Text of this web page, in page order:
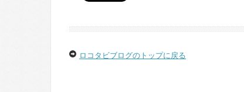
ロコタビブログのトップに戻る